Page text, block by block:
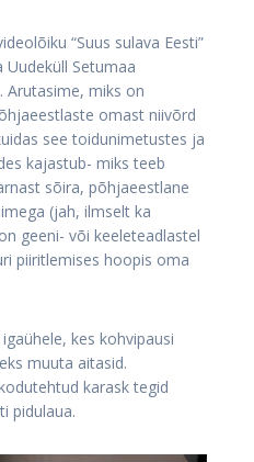
“Suus sulava Eesti”
Uudeküll Setumaa
Arutasime, miks on
omast niivõrd
see toidunimetustes ja
kajastub- miks teeb
sõira, põhjaeestlane
(jah, ilmselt ka
geeni- või keeleteadlastel
piiritlemises hoopis oma
kes kohvipausi
muuta aitasid.
karask tegid
pidulaua.